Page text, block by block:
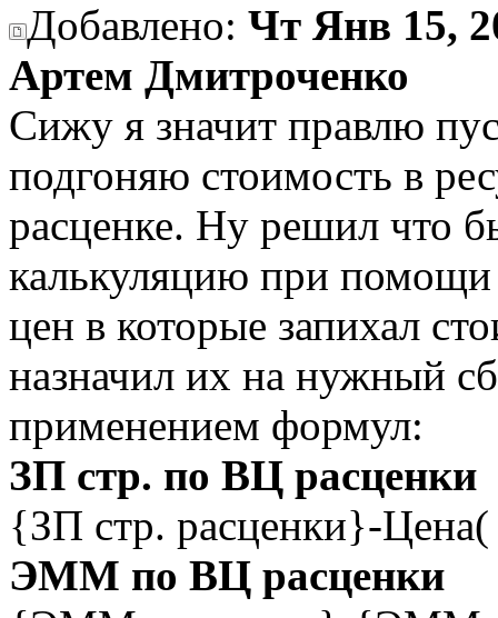
Добавлено: Чт Янв 15,
Артем Дмитроченко
Сижу я значит правлю
подгоняю стоимость в
расценке. Ну решил что
калькуляцию при
цен в которые запихал
назначил их на нужный
применением формул:
ЗП стр. по ВЦ расценки
{ЗП стр. расценки}-
ЭММ по ВЦ расценки